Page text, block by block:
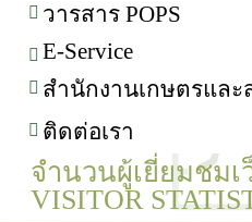
วารสาร POPS
E-Service
สำนักงานเกษตรแล
ติดต่อเรา
จำนวนผู้เยี่ยมชมเ
VISITOR